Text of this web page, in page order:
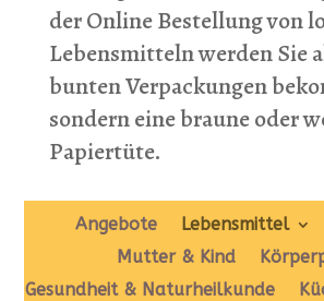
der Online Bestellung von
Lebensmitteln werden Sie
bunten Verpackungen
sondern eine braune oder
Papiertüte.
Angebote Lebensmittel
Mutter & Kind
Gesundheit & Naturheilkunde